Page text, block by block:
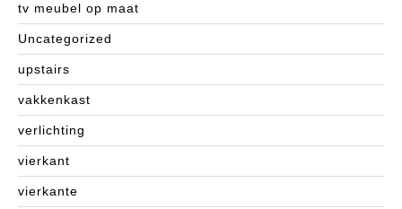
tv meubel op maat
Uncategorized
upstairs
vakkenkast
verlichting
vierkant
vierkante